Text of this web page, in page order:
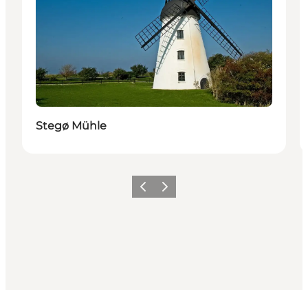
Stegø Mühle
Vorherige Folie
Nächste Folie